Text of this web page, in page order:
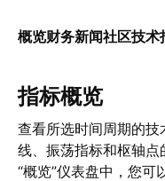
概览财务新闻社区技术
指标概览
查看所选时间周期的
线、振荡指标和枢轴
“概览”仪表盘中，您